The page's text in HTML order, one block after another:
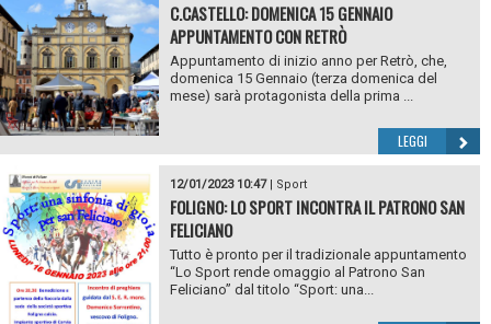
C.CASTELLO: DOMENICA 15 GENNAIO
APPUNTAMENTO CON RETRÒ
Appuntamento di inizio anno per Retrò, che,
domenica 15 Gennaio (terza domenica del
mese) sarà protagonista della prima ...
LEGGI
12/01/2023 10:47| Sport
FOLIGNO: LO SPORT INCONTRA IL PATRONO SAN
FELICIANO
Tutto è pronto per il tradizionale appuntamento
“Lo Sport rende omaggio al Patrono San
Feliciano” dal titolo “Sport: una...